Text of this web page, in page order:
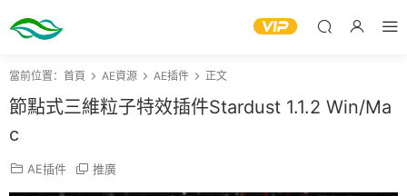
當前位置： 首頁 AE資源 AE插件 正文
節點式三維粒子特效插件Stardust 1.1.2 Win/Ma
c
AE插件 推廣